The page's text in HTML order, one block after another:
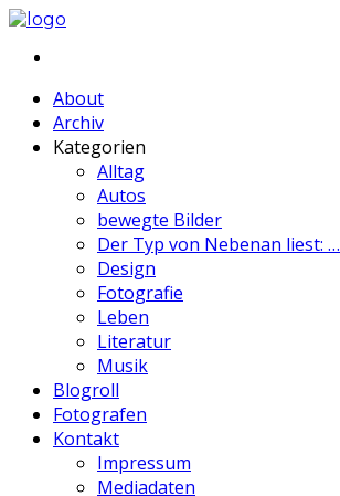
About
Archiv
Kategorien
Alltag
Autos
bewegte Bilder
Der Typ von Nebenan liest: …
Design
Fotografie
Leben
Literatur
Musik
Blogroll
Fotografen
Kontakt
Impressum
Mediadaten